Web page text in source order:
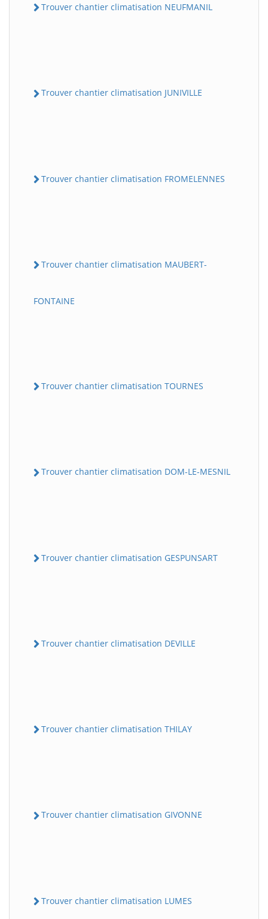
Trouver chantier climatisation NEUFMANIL
Trouver chantier climatisation JUNIVILLE
Trouver chantier climatisation FROMELENNES
Trouver chantier climatisation MAUBERT-
FONTAINE
Trouver chantier climatisation TOURNES
Trouver chantier climatisation DOM-LE-MESNIL
Trouver chantier climatisation GESPUNSART
Trouver chantier climatisation DEVILLE
Trouver chantier climatisation THILAY
Trouver chantier climatisation GIVONNE
Trouver chantier climatisation LUMES